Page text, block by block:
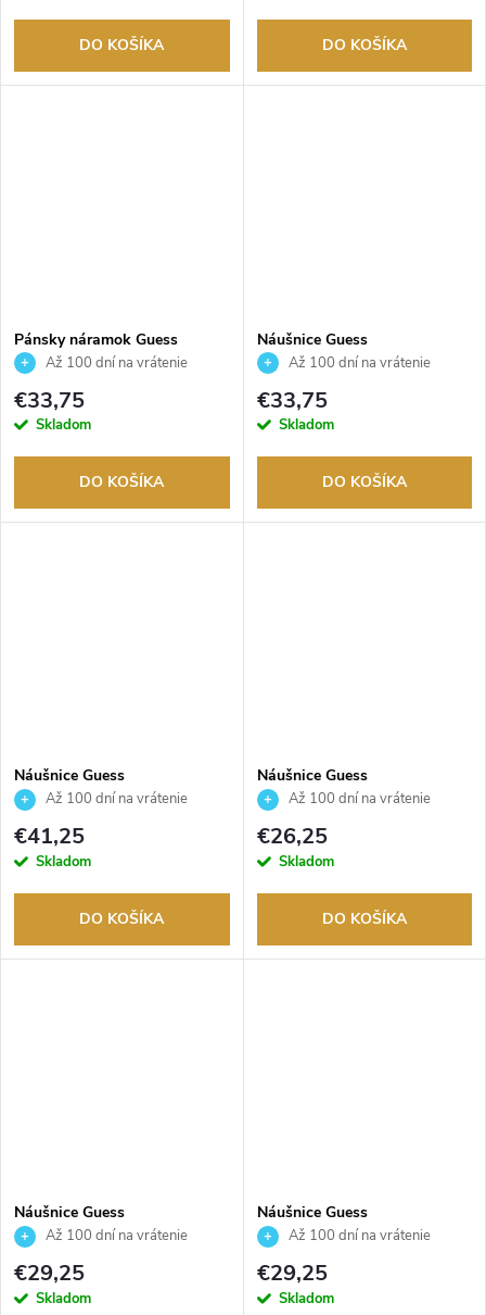
DO KOŠÍKA DO KOŠÍKA
Pánsky náramok Guess
JUMB05028JWSTS
Až 100 dní na vrátenie
€33,75
Skladom
DO KOŠÍKA
Náušnice Guess
JUBE06045JWYGT
Až 100 dní na vrátenie
€33,75
Skladom
DO KOŠÍKA
Náušnice Guess
JUBE06284JWYGT
Až 100 dní na vrátenie
tovaru. Autorizovaný predajca.
€41,25
Skladom
DO KOŠÍKA
Náušnice Guess
JUBE06092JWRHT
Až 100 dní na vrátenie
tovaru. Autorizovaný predajca.
€26,25
Skladom
DO KOŠÍKA
Náušnice Guess
JUBE06015JWYGT
Až 100 dní na vrátenie
tovaru. Autorizovaný predajca.
€29,25
Skladom
Náušnice Guess
JUBE06015JWRHT
Až 100 dní na vrátenie
tovaru. Autorizovaný predajca.
€29,25
Skladom